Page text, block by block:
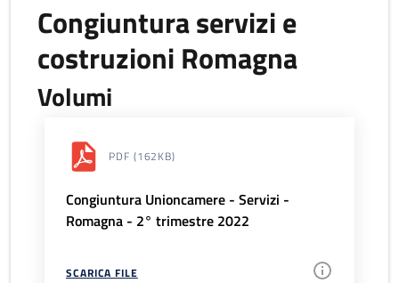
Congiuntura servizi e
costruzioni Romagna
Volumi
PDF (162KB)
Congiuntura Unioncamere - Servizi -
Romagna - 2° trimestre 2022
SCARICA FILE